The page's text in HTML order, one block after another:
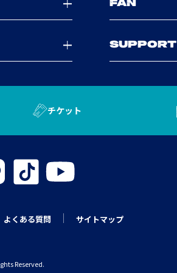
FAN
SUPPORT
チケット
よくある質問 サイトマップ
Reserved.